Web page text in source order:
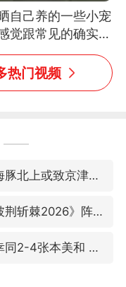
自己养的一些小宠
觉跟常见的确实有
样
热门视频
白海豚北上或致京津冀暴雨
《披荆斩棘2026》阵容官宣
陈幸同2-4张本美和 无缘冠军